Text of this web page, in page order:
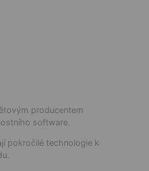
producentem
software.
pokročilé technologie k